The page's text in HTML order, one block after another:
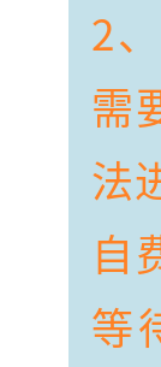
2
需
法
自
等